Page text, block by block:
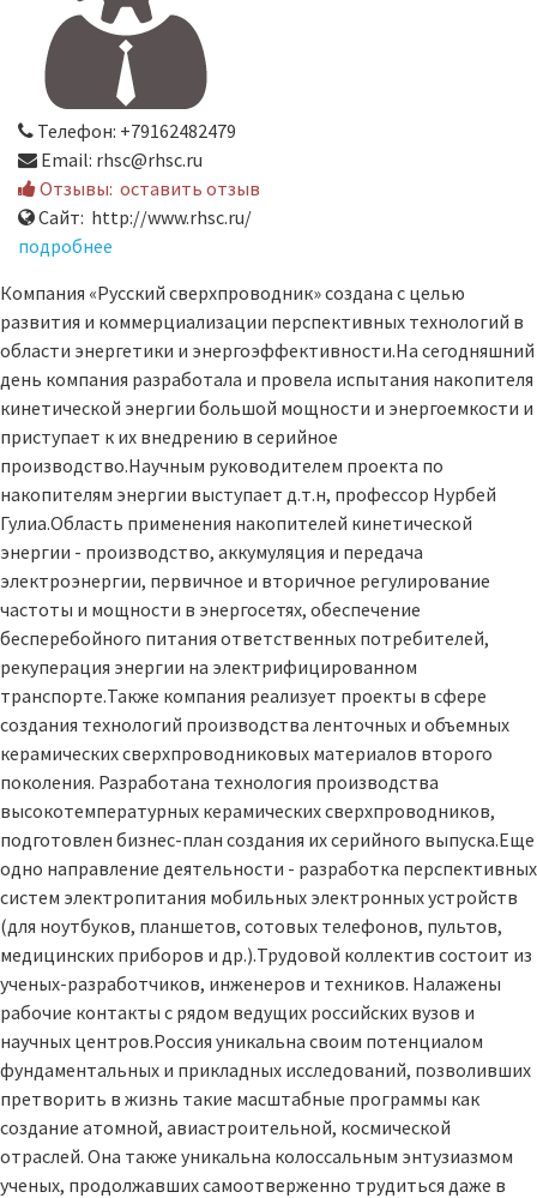
Телефон: +79162482479
Email: rhsc@rhsc.ru
Отзывы: оставить отзыв
Сайт: http://www.rhsc.ru/
подробнее
Компания «Русский сверхпроводник» создана с целью
развития и коммерциализации перспективных технологий в
области энергетики и энергоэффективности.На сегодняшний
день компания разработала и провела испытания накопителя
кинетической энергии большой мощности и энергоемкости и
приступает к их внедрению в серийное
производство.Научным руководителем проекта по
накопителям энергии выступает д.т.н, профессор Нурбей
Гулиа.Область применения накопителей кинетической
энергии - производство, аккумуляция и передача
электроэнергии, первичное и вторичное регулирование
частоты и мощности в энергосетях, обеспечение
бесперебойного питания ответственных потребителей,
рекуперация энергии на электрифицированном
транспорте.Также компания реализует проекты в сфере
создания технологий производства ленточных и объемных
керамических сверхпроводниковых материалов второго
поколения. Разработана технология производства
высокотемпературных керамических сверхпроводников,
подготовлен бизнес-план создания их серийного выпуска.Еще
одно направление деятельности - разработка перспективных
систем электропитания мобильных электронных устройств
(для ноутбуков, планшетов, сотовых телефонов, пультов,
медицинских приборов и др.).Трудовой коллектив состоит из
ученых-разработчиков, инженеров и техников. Налажены
рабочие контакты с рядом ведущих российских вузов и
научных центров.Россия уникальна своим потенциалом
фундаментальных и прикладных исследований, позволивших
претворить в жизнь такие масштабные программы как
создание атомной, авиастроительной, космической
отраслей. Она также уникальна колоссальным энтузиазмом
ученых, продолжавших самоотверженно трудиться даже в